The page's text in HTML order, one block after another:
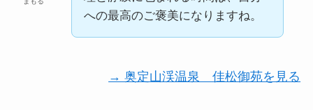
への最高のご褒美になりますね。
→ 奥定山渓温泉 佳松御苑を見る